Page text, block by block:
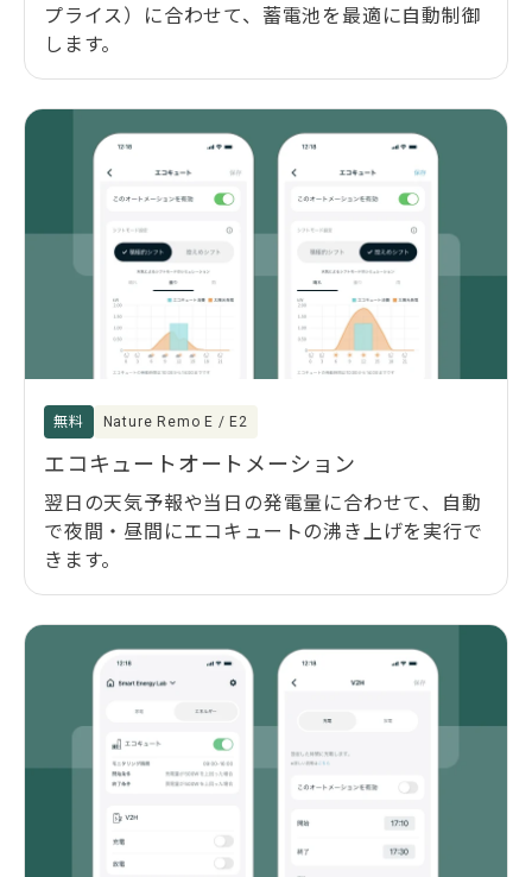
プライス）に合わせて、蓄電池を最適に自動制御
します。
無料 Nature Remo E / E2
エコキュートオートメーション
翌日の天気予報や当日の発電量に合わせて、自動
で夜間・昼間にエコキュートの沸き上げを実行で
きます。